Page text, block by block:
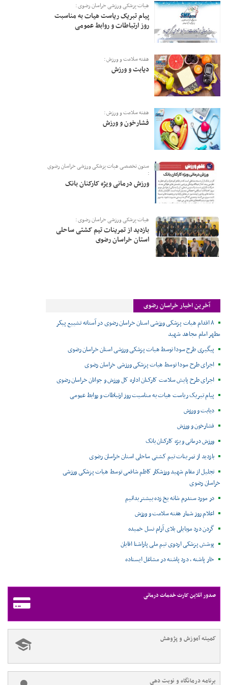
هیات پزشکی ورزشی خراسان رضوی :
پیام تبریک ریاست هیات به مناسبت
روز ارتباطات و روابط عمومی
هفته سلامت و ورزش :
دیابت و ورزش
هفته سلامت و ورزش :
فشارخون و ورزش
ستون تخصصی هیات پزشکی ورزشی خراسان رضوی
:
ورزش درمانی ویژه کارکنان بانک
هیات پزشکی ورزشی خراسان رضوی :
بازدید از تمرینات تیم کشتی ساحلی
استان خراسان رضوی
آخرین اخبار خراسان رضوی
۸ اقدام هیات پزشکی ورزشی استان خراسان رضوی در آستانه تشییع پیکر
مطهر امام مجاهد شهید
پیگیری طرح سودا توسط هیات پزشکی ورزشی استان خراسان رضوی
اجرای طرح سودا توسط هیات پزشکی ورزشی خراسان رضوی
اجرای طرح پایش سلامت کارکنان اداره کل ورزش و جوانان خراسان رضوی
پیام تبریک ریاست هیات به مناسبت روز ارتباطات و روابط عمومی
دیابت و ورزش
فشارخون و ورزش
ورزش درمانی ویژه کارکنان بانک
بازدید از تمرینات تیم کشتی ساحلی استان خراسان رضوی
تجلیل از مقام شهید ورزشکار کاظم شافعی توسط هیات پزشکی ورزشی
خراسان رضوی
در مورد سندرم شانه یخ زده بیشتر بدانیم
اعلام روز شمار هفته سلامت و ورزش
گردن درد موبایلی بلای آرام نسل خمیده
پوشش پزشکی اردوی تیم ملی پاراشنا اقایان
خار پاشنه ، درد پاشنه در مشاغل ایستاده
صدور آنلاین کارت خدمات درمانی
کمیته آموزش و پژوهش
برنامه درمانگاه و نوبت دهی